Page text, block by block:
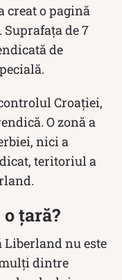
creat o pagină
de 7
de
Croaţiei,
O zonă a
nici a
teritoriul a
țară?
Liberland nu este
dintre